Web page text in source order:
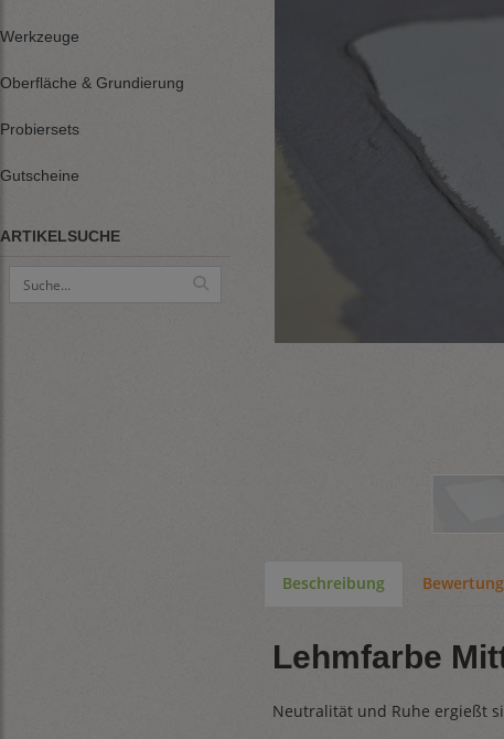
Werkzeuge
Oberfläche & Grundierung
Probiersets
Gutscheine
ARTIKELSUCHE
Beschreibung
Lehmfarbe
Neutralität und Ruhe ergießt